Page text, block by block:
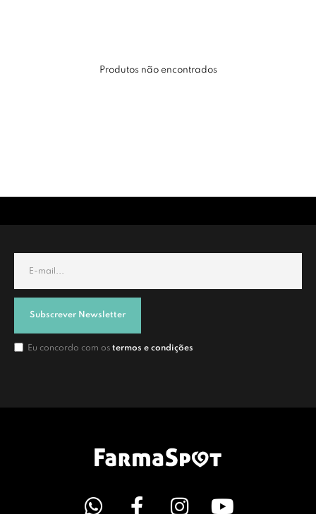
Produtos não encontrados
Subscrever Newsletter
Eu concordo com os termos e condições